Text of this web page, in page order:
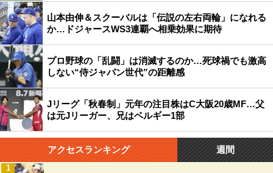
山本由伸＆スクーバルは「伝説の左右両輪」になれる
か…ドジャースWS3連覇へ相乗効果に期待
プロ野球の「乱闘」は消滅するのか…死球禍でも激高
しない“侍ジャパン世代”の距離感
Jリーグ「秋春制」元年の注目株はC大阪20歳MF…父
は元Jリーガー、兄はベルギー1部
アクセスランキング 週間
1